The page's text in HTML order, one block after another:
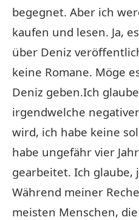
begegnet. Aber ich
kaufen und lesen. Ja,
über Deniz
keine Romane. Möge
Deniz geben.Ich
irgendwelche
wird, ich habe keine
habe ungefähr vier
gearbeitet. Ich glaube,
Während meiner
meisten Menschen,